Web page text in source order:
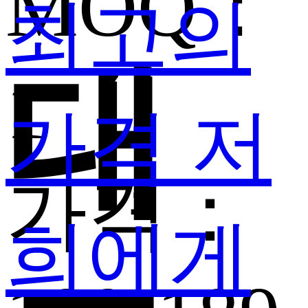
대
1
가격：
최고의
가격 저
희에게